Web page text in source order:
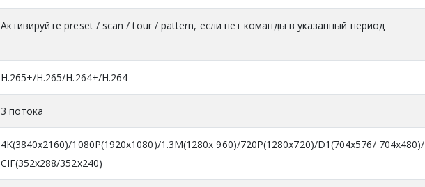
Активируйте preset / scan / tour / pattern, если нет команды в указанный период
H.265+/H.265/H.264+/H.264
3 потока
4K(3840x2160)/1080P(1920x1080)/1.3M(1280x 960)/720P(1280x720)/D1(704x576/ 704x480)/
CIF(352x288/352x240)